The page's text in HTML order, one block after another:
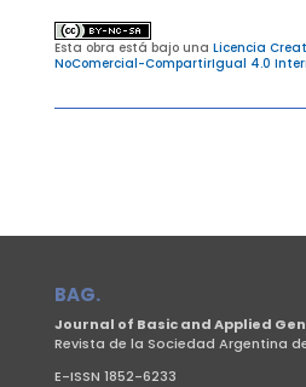
Esta obra está bajo una Licencia
NoComercial-CompartirIgual 4.0
BAG.
Journal of Basic and Applied
Revista de la Sociedad Argentina
E-ISSN 1852-6233